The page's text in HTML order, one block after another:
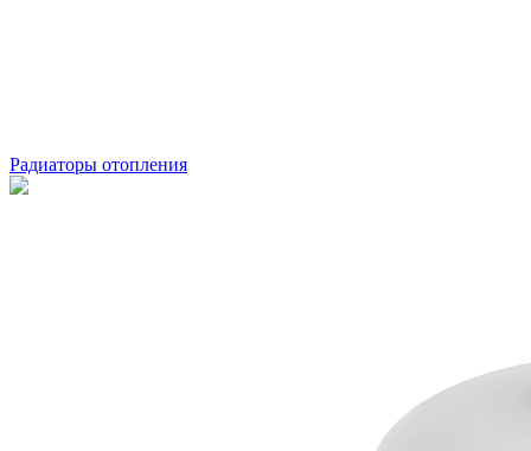
Радиаторы отопления